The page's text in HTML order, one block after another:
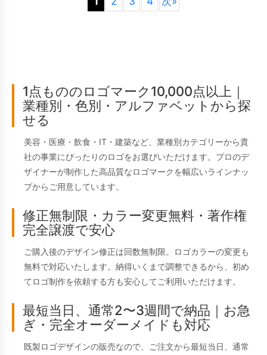
1点もののロゴマーク10,000点以上｜
業種別・色別・アルファベットから探
せる
美容・医療・飲食・IT・建築など、業種別カテゴリーから貴
社の事業にぴったりのロゴをお選びいただけます。プロのデ
ザイナーが制作した高品質なロゴマークを幅広いラインナッ
プからご用意しています。
修正無制限・カラー変更無料・著作権
完全譲渡で安心
ご購入後のデザイン修正は回数無制限。ロゴカラーの変更も
無料で対応いたします。納得いくまで調整できるから、初め
てロゴ制作を依頼する方も安心してご利用いただけます。
最短当日、通常2〜3週間で納品｜お急
ぎ・完全オーダーメイドも対応
既製ロゴデザインの販売なので、ご注文から最短当日、通常